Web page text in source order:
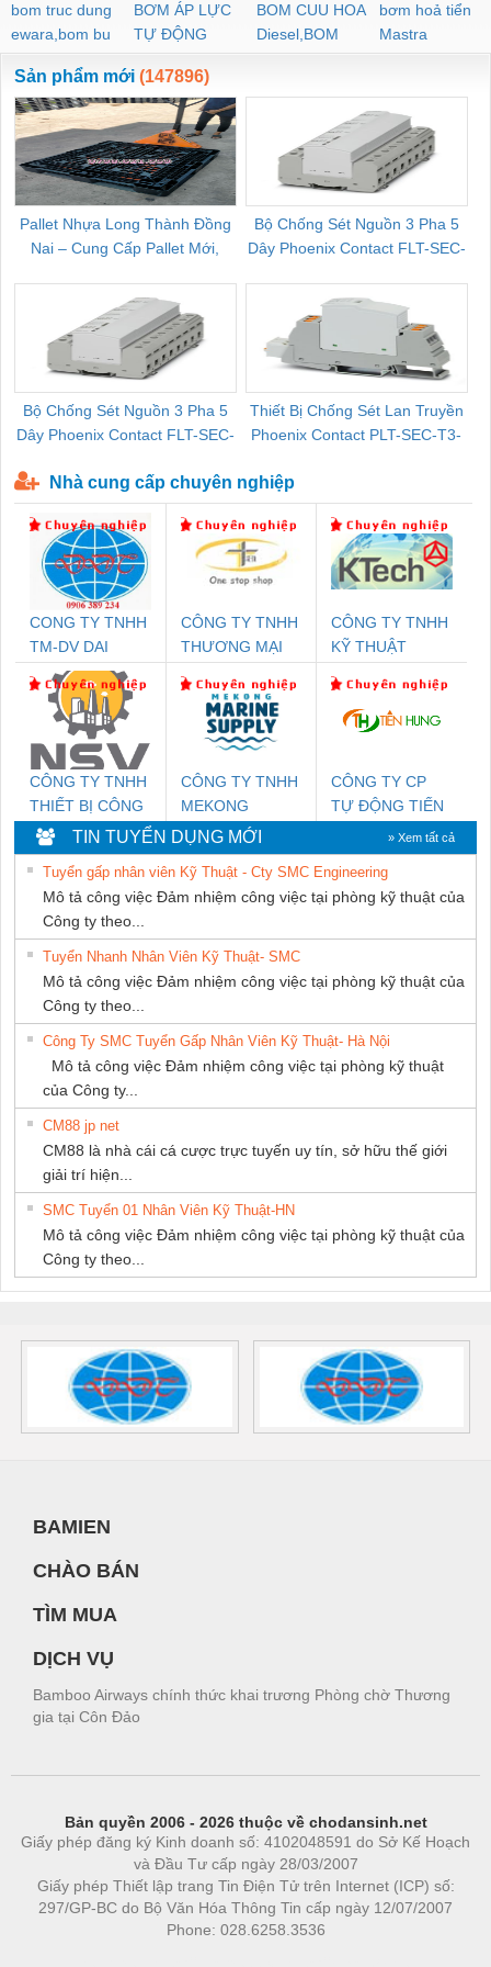
(Hàn Quốc), …
bom truc dung
ewara,bom bu
ewara
BƠM ÁP LỰC
TỰ ĐỘNG
BOM CUU HOA
Diesel,BOM
CHUA CHAY
bơm hoả tiển
Mastra
Sản phẩm mới (147896)
Pallet Nhựa Long Thành Đồng
Nai – Cung Cấp Pallet Mới,
Bộ Chống Sét Nguồn 3 Pha 5
Dây Phoenix Contact FLT-SEC-
Bộ Chống Sét Nguồn 3 Pha 5
Dây Phoenix Contact FLT-SEC-
Thiết Bị Chống Sét Lan Truyền
Phoenix Contact PLT-SEC-T3-
Nhà cung cấp chuyên nghiệp
CONG TY TNHH
TM-DV DAI
DONG THANH
CÔNG TY TNHH
THƯƠNG MẠI
NAM
CÔNG TY TNHH
KỸ THUẬT
NAM
CÔNG TY TNHH
THIẾT BỊ CÔNG
NGHIỆP NIHON
SETSUBI VIỆT
NAM
CÔNG TY TNHH
MEKONG
MARINE
SUPPLY
CÔNG TY CP
TỰ ĐỘNG TIẾN
TIN TUYỂN DỤNG MỚI » Xem tất cả
Tuyển gấp nhân viên Kỹ Thuật - Cty SMC Engineering
Mô tả công việc Đảm nhiệm công việc tại phòng kỹ thuật của
Công ty theo...
Tuyển Nhanh Nhân Viên Kỹ Thuật- SMC
Mô tả công việc Đảm nhiệm công việc tại phòng kỹ thuật của
Công ty theo...
Công Ty SMC Tuyển Gấp Nhân Viên Kỹ Thuật- Hà Nội
Mô tả công việc Đảm nhiệm công việc tại phòng kỹ thuật
của Công ty...
CM88 jp net
CM88 là nhà cái cá cược trực tuyến uy tín, sở hữu thế giới
giải trí hiện...
SMC Tuyển 01 Nhân Viên Kỹ Thuật-HN
Mô tả công việc Đảm nhiệm công việc tại phòng kỹ thuật của
Công ty theo...
BAMIEN
CHÀO BÁN
TÌM MUA
DỊCH VỤ
Bamboo Airways chính thức khai trương Phòng chờ Thương
gia tại Côn Đảo
Bản quyền 2006 - 2026 thuộc về chodansinh.net
Giấy phép đăng ký Kinh doanh số: 4102048591 do Sở Kế Hoạch
và Đầu Tư cấp ngày 28/03/2007
Giấy phép Thiết lập trang Tin Điện Tử trên Internet (ICP) số:
297/GP-BC do Bộ Văn Hóa Thông Tin cấp ngày 12/07/2007
Phone: 028.6258.3536